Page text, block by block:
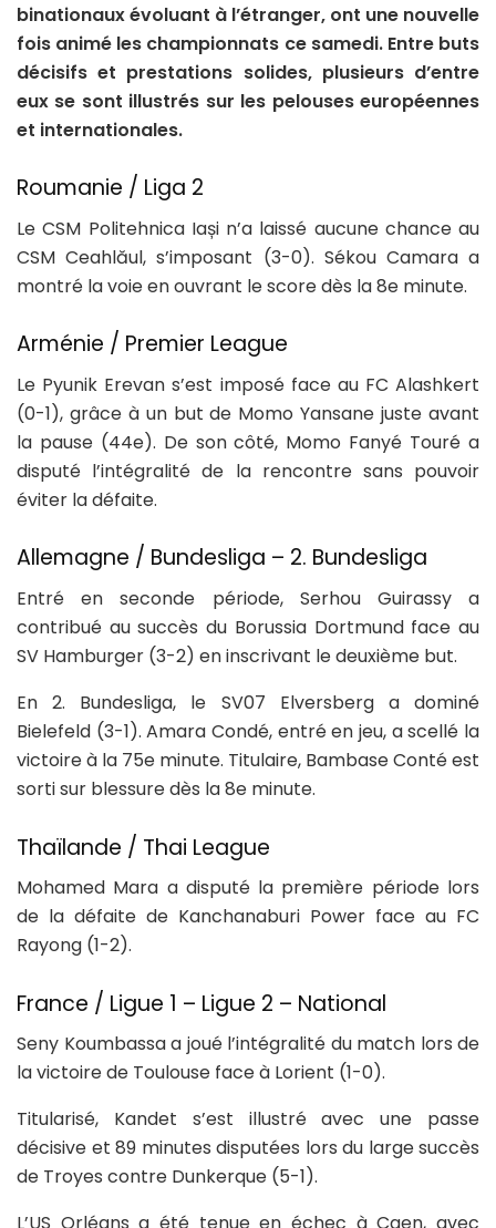
binationaux évoluant à l’étranger, ont une nouvelle
fois animé les championnats ce samedi. Entre buts
décisifs et prestations solides, plusieurs d’entre
eux se sont illustrés sur les pelouses européennes
et internationales.
Roumanie / Liga 2
Le CSM Politehnica Iași n’a laissé aucune chance au
CSM Ceahlăul, s’imposant (3-0). Sékou Camara a
montré la voie en ouvrant le score dès la 8e minute.
Arménie / Premier League
Le Pyunik Erevan s’est imposé face au FC Alashkert
(0-1), grâce à un but de Momo Yansane juste avant
la pause (44e). De son côté, Momo Fanyé Touré a
disputé l’intégralité de la rencontre sans pouvoir
éviter la défaite.
Allemagne / Bundesliga – 2. Bundesliga
Entré en seconde période, Serhou Guirassy a
contribué au succès du Borussia Dortmund face au
SV Hamburger (3-2) en inscrivant le deuxième but.
En 2. Bundesliga, le SV07 Elversberg a dominé
Bielefeld (3-1). Amara Condé, entré en jeu, a scellé la
victoire à la 75e minute. Titulaire, Bambase Conté est
sorti sur blessure dès la 8e minute.
Thaïlande / Thai League
Mohamed Mara a disputé la première période lors
de la défaite de Kanchanaburi Power face au FC
Rayong (1-2).
France / Ligue 1 – Ligue 2 – National
Seny Koumbassa a joué l’intégralité du match lors de
la victoire de Toulouse face à Lorient (1-0).
Titularisé, Kandet s’est illustré avec une passe
décisive et 89 minutes disputées lors du large succès
de Troyes contre Dunkerque (5-1).